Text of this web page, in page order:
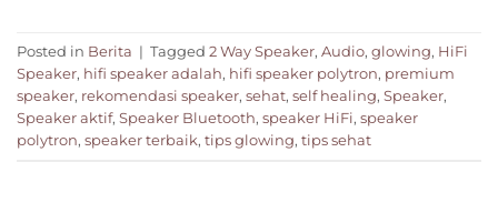
Posted in Berita | Tagged 2 Way Speaker, Audio, glowing, HiFi
Speaker, hifi speaker adalah, hifi speaker polytron, premium
speaker, rekomendasi speaker, sehat, self healing, Speaker,
Speaker aktif, Speaker Bluetooth, speaker HiFi, speaker
polytron, speaker terbaik, tips glowing, tips sehat